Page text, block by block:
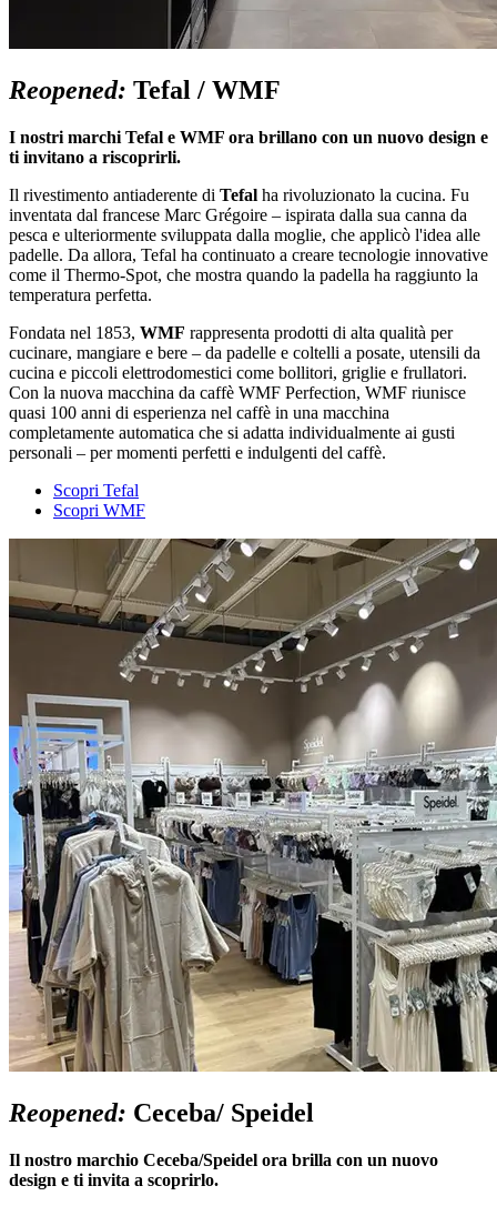
Reopened: Tefal / WMF
I nostri marchi Tefal e WMF ora brillano con un nuovo design e
ti invitano a riscoprirli.
Il rivestimento antiaderente di Tefal ha rivoluzionato la cucina. Fu
inventata dal francese Marc Grégoire – ispirata dalla sua canna da
pesca e ulteriormente sviluppata dalla moglie, che applicò l'idea alle
padelle. Da allora, Tefal ha continuato a creare tecnologie innovative
come il Thermo-Spot, che mostra quando la padella ha raggiunto la
temperatura perfetta.
Fondata nel 1853, WMF rappresenta prodotti di alta qualità per
cucinare, mangiare e bere – da padelle e coltelli a posate, utensili da
cucina e piccoli elettrodomestici come bollitori, griglie e frullatori.
Con la nuova macchina da caffè WMF Perfection, WMF riunisce
quasi 100 anni di esperienza nel caffè in una macchina
completamente automatica che si adatta individualmente ai gusti
personali – per momenti perfetti e indulgenti del caffè.
Scopri Tefal
Scopri WMF
Reopened: Ceceba/ Speidel
Il nostro marchio Ceceba/Speidel ora brilla con un nuovo
design e ti invita a scoprirlo.